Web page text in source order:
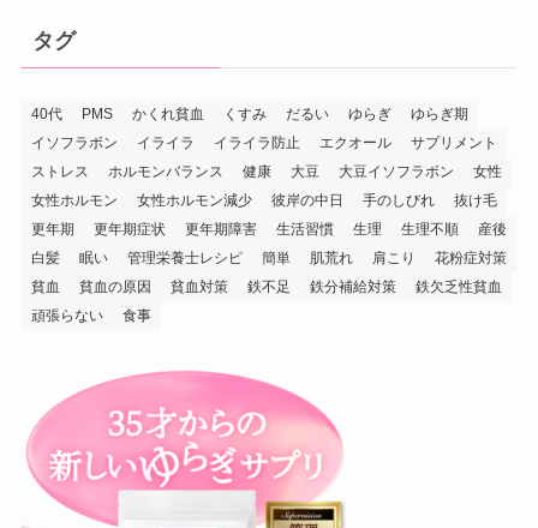
タグ
40代 PMS かくれ貧血 くすみ だるい ゆらぎ
ゆらぎ期
イソフラボン
イライラ イライラ防止 エクオール
サプリメント
ストレス
ホルモンバランス 健康 大豆 大豆イソフラボン
女性
女性ホルモン
女性ホルモン減少 彼岸の中日 手のしびれ
抜け毛
更年期
更年期症状 更年期障害 生活習慣 生理 生理不順
産後
白髪
眠い 管理栄養士レシピ 簡単 肌荒れ 肩こり
花粉症対策
貧血
貧血の原因 貧血対策 鉄不足 鉄分補給対策
鉄欠乏性貧血
頑張らない
食事